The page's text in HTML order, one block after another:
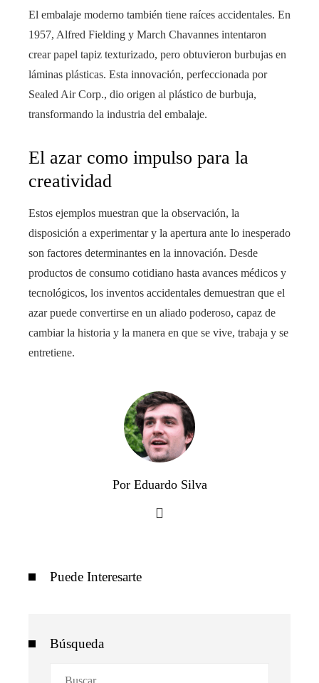
El embalaje moderno también tiene raíces accidentales. En
1957, Alfred Fielding y March Chavannes intentaron
crear papel tapiz texturizado, pero obtuvieron burbujas en
láminas plásticas. Esta innovación, perfeccionada por
Sealed Air Corp., dio origen al plástico de burbuja,
transformando la industria del embalaje.
El azar como impulso para la
creatividad
Estos ejemplos muestran que la observación, la
disposición a experimentar y la apertura ante lo inesperado
son factores determinantes en la innovación. Desde
productos de consumo cotidiano hasta avances médicos y
tecnológicos, los inventos accidentales demuestran que el
azar puede convertirse en un aliado poderoso, capaz de
cambiar la historia y la manera en que se vive, trabaja y se
entretiene.
Por Eduardo Silva
Puede Interesarte
Búsqueda